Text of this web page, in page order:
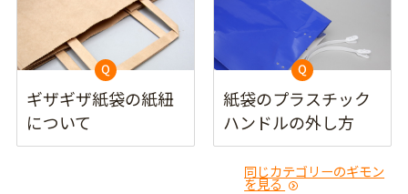
ギザギザ紙袋の紙紐
について
紙袋のプラスチック
ハンドルの外し方
同じカテゴリーのギモン
を見る